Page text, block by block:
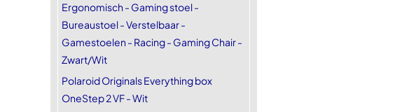
Ergonomisch - Gaming stoel -
Bureaustoel - Verstelbaar -
Gamestoelen - Racing - Gaming Chair -
Zwart/Wit
Polaroid Originals Everything box
OneStep 2 VF - Wit